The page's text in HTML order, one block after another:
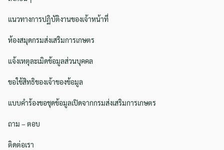
แนวทางการปฏิบัติงานของเจ้าหน้าที่
ห้องสมุดกรมส่งเสริมการเกษตร
แจ้งเหตุละเมิดข้อมูลส่วนบุคคล
ขอใช้สิทธิของเจ้าของข้อมูล
แบบคำร้องขอชุดข้อมูลเปิดจากกรมส่งเสริมการเกษตร
ถาม – ตอบ
ติดต่อเรา